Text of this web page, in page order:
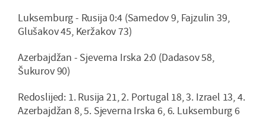
Luksemburg - Rusija 0:4 (Samedov 9, Fajzulin 39,
Glušakov 45, Keržakov 73)
Azerbajdžan - Sjeverna Irska 2:0 (Dadasov 58,
Šukurov 90)
Redoslijed: 1. Rusija 21, 2. Portugal 18, 3. Izrael 13, 4.
Azerbajdžan 8, 5. Sjeverna Irska 6, 6. Luksemburg 6